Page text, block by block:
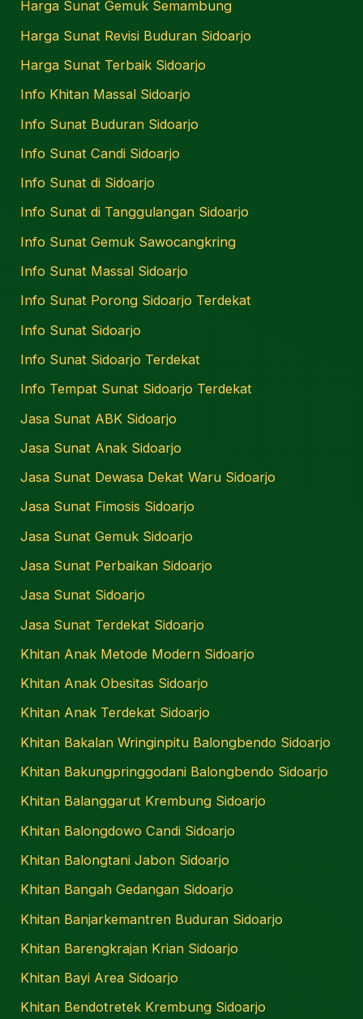
Harga Sunat Gemuk Semambung
Harga Sunat Revisi Buduran Sidoarjo
Harga Sunat Terbaik Sidoarjo
Info Khitan Massal Sidoarjo
Info Sunat Buduran Sidoarjo
Info Sunat Candi Sidoarjo
Info Sunat di Sidoarjo
Info Sunat di Tanggulangan Sidoarjo
Info Sunat Gemuk Sawocangkring
Info Sunat Massal Sidoarjo
Info Sunat Porong Sidoarjo Terdekat
Info Sunat Sidoarjo
Info Sunat Sidoarjo Terdekat
Info Tempat Sunat Sidoarjo Terdekat
Jasa Sunat ABK Sidoarjo
Jasa Sunat Anak Sidoarjo
Jasa Sunat Dewasa Dekat Waru Sidoarjo
Jasa Sunat Fimosis Sidoarjo
Jasa Sunat Gemuk Sidoarjo
Jasa Sunat Perbaikan Sidoarjo
Jasa Sunat Sidoarjo
Jasa Sunat Terdekat Sidoarjo
Khitan Anak Metode Modern Sidoarjo
Khitan Anak Obesitas Sidoarjo
Khitan Anak Terdekat Sidoarjo
Khitan Bakalan Wringinpitu Balongbendo Sidoarjo
Khitan Bakungpringgodani Balongbendo Sidoarjo
Khitan Balanggarut Krembung Sidoarjo
Khitan Balongdowo Candi Sidoarjo
Khitan Balongtani Jabon Sidoarjo
Khitan Bangah Gedangan Sidoarjo
Khitan Banjarkemantren Buduran Sidoarjo
Khitan Barengkrajan Krian Sidoarjo
Khitan Bayi Area Sidoarjo
Khitan Bendotretek Krembung Sidoarjo